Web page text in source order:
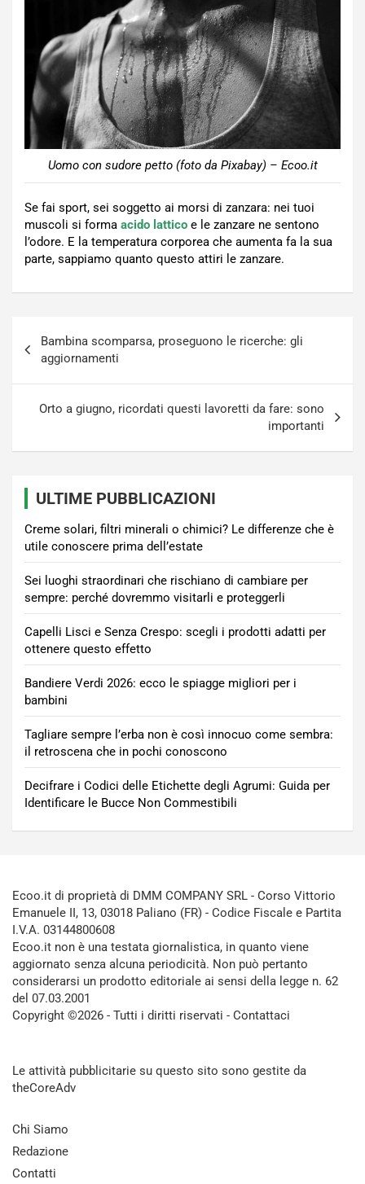
Uomo con sudore petto (foto da Pixabay) – Ecoo.it
Se fai sport, sei soggetto ai morsi di zanzara: nei tuoi
muscoli si forma acido lattico e le zanzare ne sentono
l’odore. E la temperatura corporea che aumenta fa la sua
parte, sappiamo quanto questo attiri le zanzare.
articoli
Bambina scomparsa, proseguono le ricerche: gli
aggiornamenti
Orto a giugno, ricordati questi lavoretti da fare: sono
importanti
ULTIME PUBBLICAZIONI
Creme solari, filtri minerali o chimici? Le differenze che è
utile conoscere prima dell’estate
Sei luoghi straordinari che rischiano di cambiare per
sempre: perché dovremmo visitarli e proteggerli
Capelli Lisci e Senza Crespo: scegli i prodotti adatti per
ottenere questo effetto
Bandiere Verdi 2026: ecco le spiagge migliori per i
bambini
Tagliare sempre l’erba non è così innocuo come sembra:
il retroscena che in pochi conoscono
Decifrare i Codici delle Etichette degli Agrumi: Guida per
Identificare le Bucce Non Commestibili
Ecoo.it di proprietà di DMM COMPANY SRL - Corso Vittorio
Emanuele II, 13, 03018 Paliano (FR) - Codice Fiscale e Partita
I.V.A. 03144800608
Ecoo.it non è una testata giornalistica, in quanto viene
aggiornato senza alcuna periodicità. Non può pertanto
considerarsi un prodotto editoriale ai sensi della legge n. 62
del 07.03.2001
Copyright ©2026 - Tutti i diritti riservati - Contattaci
Le attività pubblicitarie su questo sito sono gestite da
theCoreAdv
Chi Siamo
Redazione
Contatti